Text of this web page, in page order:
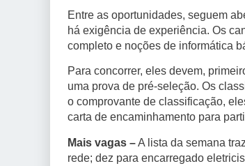
Entre as oportunidades, seguem
há exigência de experiência. Os
completo e noções de informática
Para concorrer, eles devem,
uma prova de pré-seleção. Os
o comprovante de classificação,
carta de encaminhamento para
Mais vagas –A lista da semana
rede; dez para encarregado